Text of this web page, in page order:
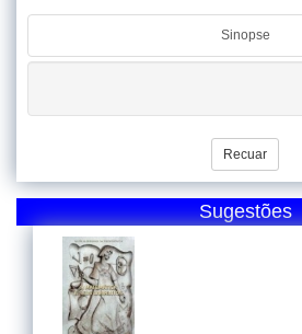
Sinopse
Recuar
Sugestões